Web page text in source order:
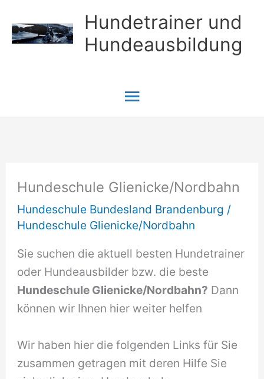
Inhalt
springen
Hundetrainer und
Hundeausbildung
Hauptmenü
Hundeschule Glienicke/Nordbahn
Hundeschule Bundesland Brandenburg /
Hundeschule Glienicke/Nordbahn
Sie suchen die aktuell besten Hundetrainer
oder Hundeausbilder bzw. die beste
Hundeschule Glienicke/Nordbahn? Dann
können wir Ihnen hier weiter helfen
Wir haben hier die folgenden Links für Sie
zusammen getragen mit deren Hilfe Sie